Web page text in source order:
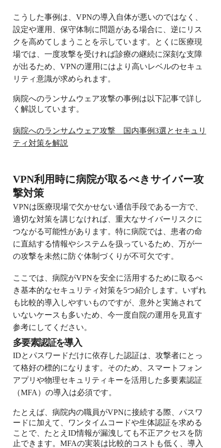
こうした事例は、VPNの導入自体が悪いのではなく、
設定や運用、保守体制に問題がある場合に、逆にリス
クを高めてしまうことを示しています。とくに医療現
場では、一度攻撃を受ければ診療の継続に深刻な支障
が出るため、VPNの運用にはより高いレベルのセキュ
リティ意識が求められます。
病院へのランサムウェア攻撃の事例は以下記事で詳し
く解説しています。
病院へのランサムウェア攻撃 国内事例3選とセキュリ
ティ対策を解説
VPN利用時に病院が取るべきサイバー攻
撃対策
VPNは医療現場で欠かせない通信手段である一方で、
適切な対策を講じなければ、重大なサイバーリスクに
つながる可能性があります。特に病院では、患者の命
に直結する情報やシステムを扱っているため、万が一
の攻撃を未然に防ぐ体制づくりが不可欠です。
ここでは、病院がVPNを安全に活用するために取るべ
き基本的なセキュリティ対策を5つ紹介します。いずれ
も比較的導入しやすいものですが、意外と実施されて
いないケースも多いため、今一度自院の運用を見直す
参考にしてください。
多要素認証を導入
IDとパスワードだけに依存した認証は、攻撃者にとっ
て格好の標的になります。そのため、スマートフォン
アプリや物理セキュリティキーを活用した多要素認証
（MFA）の導入は必須です。
たとえば、病院内の職員がVPNに接続する際、パスワ
ードに加えて、ワンタイムコードや生体認証を求める
ことで、たとえID情報が漏洩しても不正アクセスを防
止できます。MFAの実装は比較的コストも低く、導入